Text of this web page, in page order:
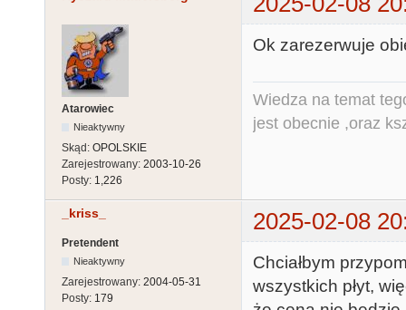
Atarowiec
Nieaktywny
Skąd: OPOLSKIE
Zarejestrowany: 2003-10-26
Posty: 1,226
Ok zarezerwuje
Wiedza na temat
jest obecnie ,oraz
_kriss_ 2025-02-08
Pretendent
Nieaktywny
Zarejestrowany: 2004-05-31
Posty: 179
Chciałbym
wszystkich płyt,